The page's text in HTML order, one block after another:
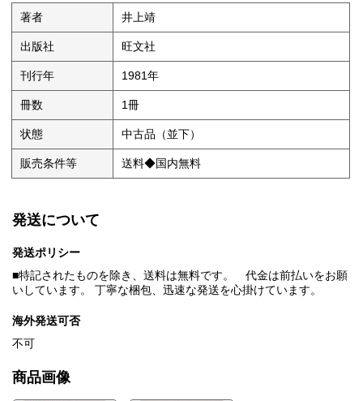
著者 井上靖
出版社 旺文社
刊行年 1981年
冊数 1冊
状態 中古品（並下）
販売条件等 送料◆国内無料
発送について
発送ポリシー
■特記されたものを除き、送料は無料です。 代金は前払いをお願
いしています。 丁寧な梱包、迅速な発送を心掛けています。
海外発送可否
不可
商品画像